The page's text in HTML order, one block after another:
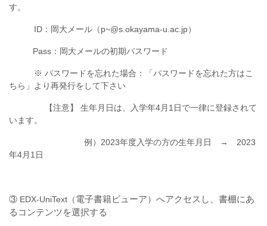
す。
ID：岡大メール（p~@s.okayama-u.ac.jp）
Pass：岡大メールの初期パスワード
※ パスワードを忘れた場合：「パスワードを忘れた方はこ
ちら」より再発行をして下さい
【注意】 生年月日は、入学年4月1日で一律に登録されて
います。
例）2023年度入学の方の生年月日 → 2023
年4月1日
③ EDX-UniText（電子書籍ビューア）へアクセスし、書棚にあ
るコンテンツを選択する